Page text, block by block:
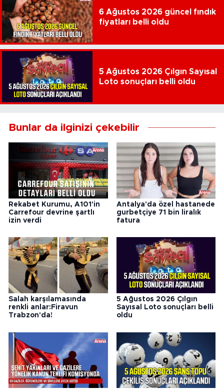
6 Ağustos 2026 güncel fındık
fiyatları belli oldu
5 Ağustos 2026 Çılgın Sayısal
Loto sonuçları belli oldu
Bunlar da ilginizi çekebilir
Rekabet Kurumu, A101'in
Carrefour devrine şartlı
izin verdi
Antalya'da özel hastanede
gurbetçiye 71 bin liralık
fatura
Salah karşılamasında
renkli anlar:Firavun
Trabzon'da!
5 Ağustos 2026 Çılgın
Sayısal Loto sonuçları belli
oldu